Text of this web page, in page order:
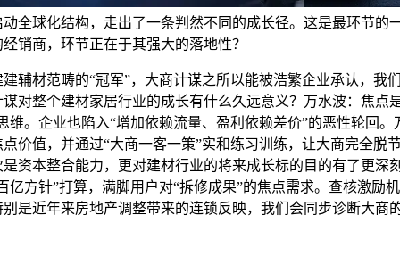
全球化结构，走出了一条判然不同的成长径。这是最环节的
销商，环节正在于其强大的落地性？
材范畴的“冠军”，大商计谋之所以能被浩繁企业承认，我
对整个建材家居行业的成长有什么久远意义？万水波：焦点
维。企业也陷入“增加依赖流量、盈利依赖差价”的恶性轮回。
价值，并通过“大商一客一策”实和练习训练，让大商完全脱
资本整合能力，更对建材行业的将来成长标的目的有了更深
亿方针”打算，满脚用户对“拆修成果”的焦点需求。查核激励
是近年来房地产调整带来的连锁反映，我们会同步诊断大商